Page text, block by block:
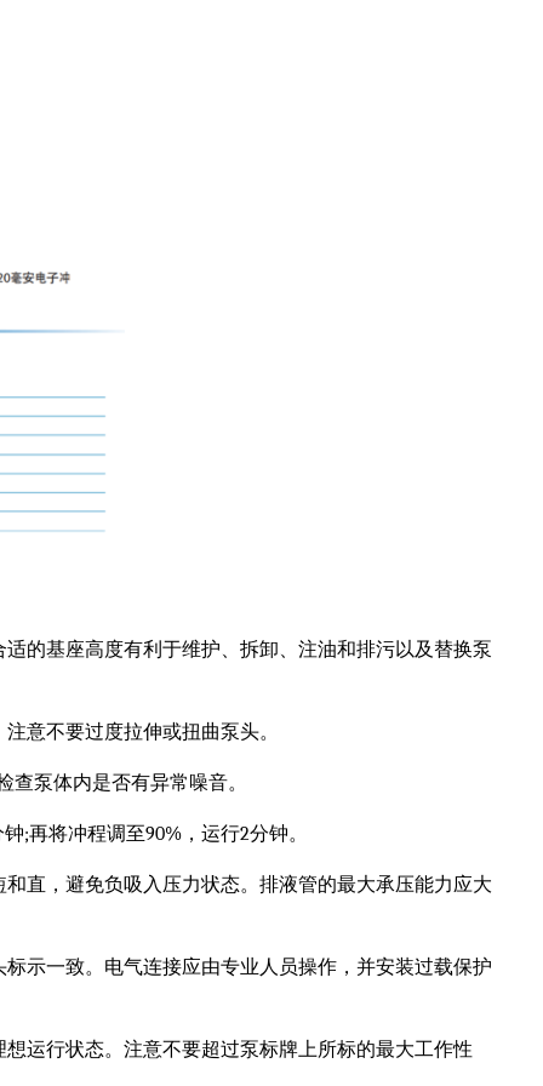
的基座高度有利于维护、拆卸、注油和排污以及替换泵
意不要过度拉伸或扭曲泵头。
泵体内是否有异常噪音。
;再将冲程调至90%，运行2分钟。
直，避免负吸入压力状态。排液管的最大承压能力应大
示一致。电气连接应由专业人员操作，并安装过载保护
运行状态。注意不要超过泵标牌上所标的最大工作性